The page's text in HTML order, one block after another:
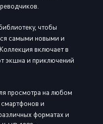
чтобы
самыми новыми и
включает в
экшна и приключений
просмотра на любом
и
форматах и